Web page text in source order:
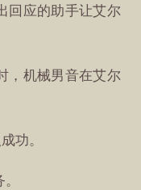
回应的助手让艾尔
，机械男音在艾尔
功。